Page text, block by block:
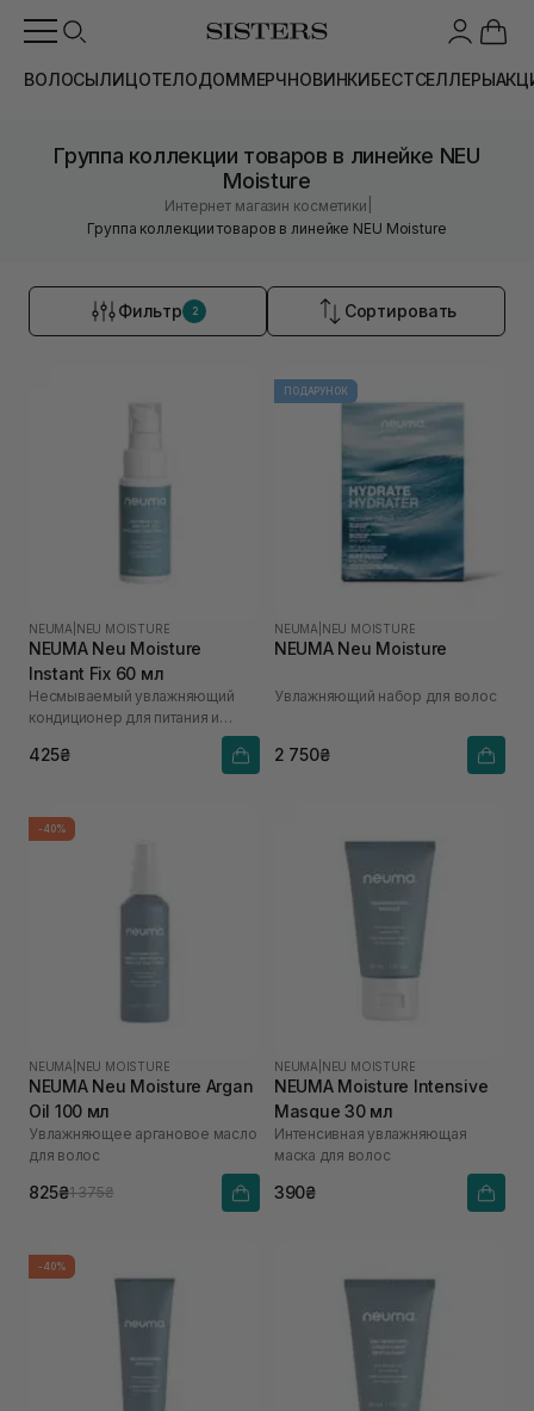
ВОЛОСЫЛИЦОТЕЛОДОММЕРЧНОВИНКИБЕСТСЕЛЛЕРЫ
Группа коллекции товаров в линейке NEU
Moisture
Интернет магазин косметики
Группа коллекции товаров в линейке NEU Moisture
Фильтр 2 Сортировать
NEUMA NEU MOISTURE
NEUMA Neu Moisture
Instant Fix 60 мл
Несмываемый увлажняющий
кондиционер для питания и
425₴
ПОДАРУНОК
NEUMA NEU MOISTURE
NEUMA Neu Moisture
Увлажняющий набор для волос
2 750₴
-40%
NEUMA NEU MOISTURE
NEUMA Neu Moisture Argan
Oil 100 мл
Увлажняющее аргановое масло
для волос
825₴1 375₴
NEUMA NEU MOISTURE
NEUMA Moisture Intensive
Masque 30 мл
Интенсивная увлажняющая
маска для волос
390₴
-40%